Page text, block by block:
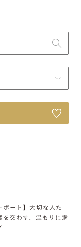
ポート】大切な人た
を交わす、温もりに満